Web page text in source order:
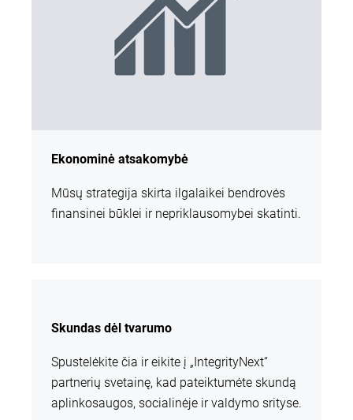
Ekonominė atsakomybė
Mūsų strategija skirta ilgalaikei bendrovės
finansinei būklei ir nepriklausomybei skatinti.
Skundas dėl tvarumo
Spustelėkite čia ir eikite į „IntegrityNext“
partnerių svetainę, kad pateiktumėte skundą
aplinkosaugos, socialinėje ir valdymo srityse.